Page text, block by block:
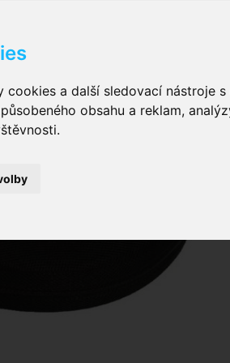
a další sledovací nástroje s
obsahu a reklam,
,Inkontinenční kalhotky
Dámské inkontinenční plavky